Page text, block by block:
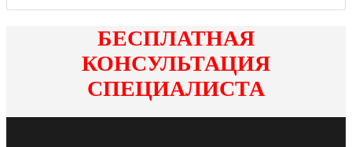
БЕСПЛАТНАЯ
КОНСУЛЬТАЦИЯ
СПЕЦИАЛИСТА